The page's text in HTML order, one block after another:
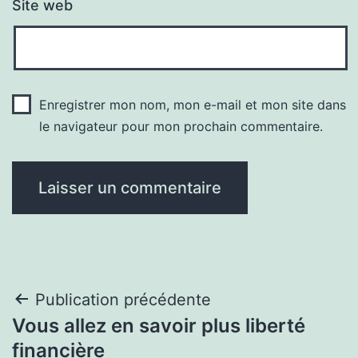
Site web
Enregistrer mon nom, mon e-mail et mon site dans
le navigateur pour mon prochain commentaire.
Navigation
de
Publication précédente
Vous allez en savoir plus liberté
financière